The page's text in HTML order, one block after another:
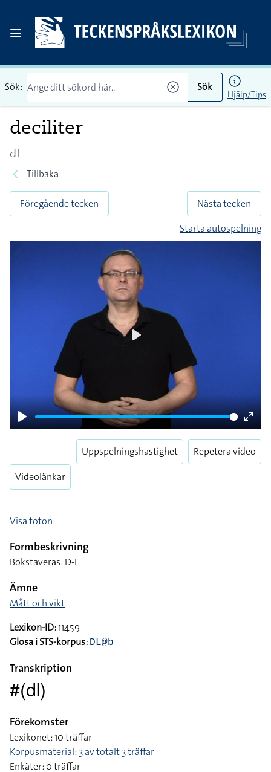
Sök: Sök
Hjälp/Tips
deciliter
dl
Tillbaka
Föregående tecken
Nästa tecken
Starta autospelning
Play
Enter
Videolänkar
Uppspelningshastighet Repetera video
Visa foton
Formbeskrivning
Bokstaveras: D-L
Ämne
Mått och vikt
Lexikon-ID:11459
Glosa i STS-korpus: DL@b
Transkription
#(dl)
Förekomster
Lexikonet: 10 träffar
Korpusmaterial: 3 av totalt 3 träffar
Enkäter: 0 träffar